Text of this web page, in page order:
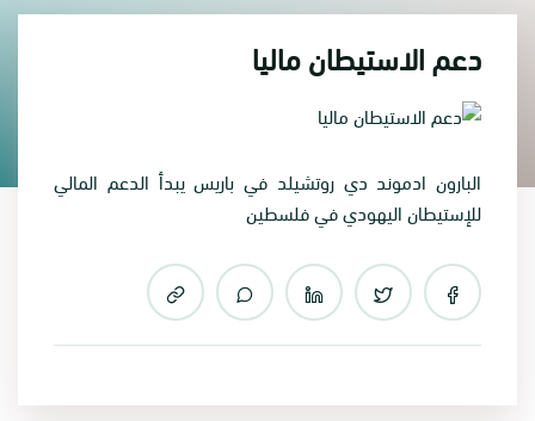
دعم الاستيطان ماليا
البارون ادموند دي روتشيلد في باريس يبدأ الدعم المالي
للإستيطان اليهودي في فلسطين